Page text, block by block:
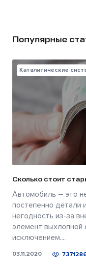
Популярные
Каталитические
Сколько стоит
Автомобиль – это
постепенно детали
негодность из-за
элемент выхлопной
исключением....
03.11.2020